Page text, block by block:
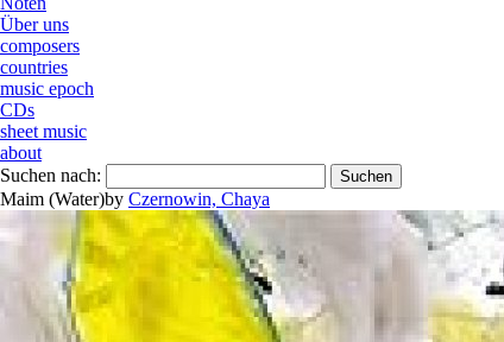
Über uns
composers
countries
music epoch
CDs
sheet music
about
Suchen nach:
Maim (Water)by Czernowin, Chaya